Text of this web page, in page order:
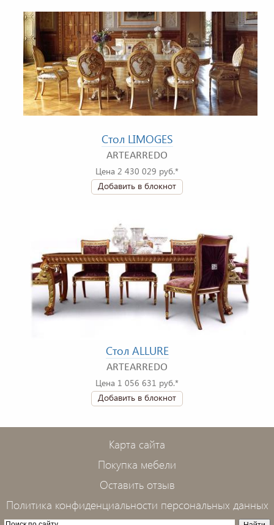
Стол LIMOGES
ARTEARREDO
Цена 2 430 029 руб.*
Добавить в блокнот
Стол ALLURE
ARTEARREDO
Цена 1 056 631 руб.*
Добавить в блокнот
Карта сайта
Покупка мебели
Оставить отзыв
Политика конфиденциальности персональных данных